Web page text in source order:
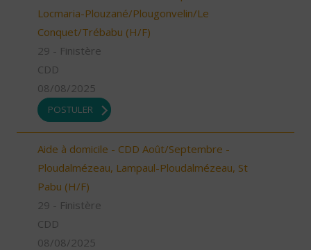
Locmaria-Plouzané/Plougonvelin/Le
Conquet/Trébabu (H/F)
29 - Finistère
CDD
08/08/2025
POSTULER
Aide à domicile - CDD Août/Septembre -
Ploudalmézeau, Lampaul-Ploudalmézeau, St
Pabu (H/F)
29 - Finistère
CDD
08/08/2025